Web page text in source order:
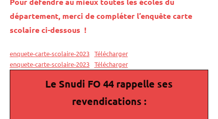
département, merci de compléter l’enquête carte
scolaire ci-dessous !
enquete-carte-scolaire-2023 Télécharger
enquete-carte-scolaire-2023 Télécharger
Le Snudi FO 44 rappelle ses
revendications :